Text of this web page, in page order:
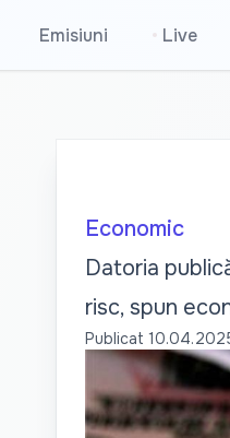
Emisiuni Live
Economic
Datoria
risc, spun
Publicat